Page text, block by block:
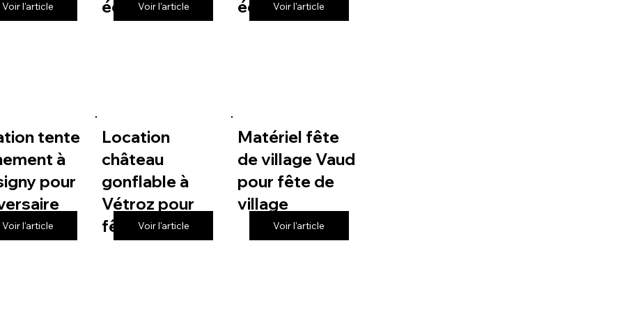
village
Voir l'article écoleVoir l'article écoleVoir l'article
tente
à
pour
Voir l'article
Location
château
gonflable à
Vétroz pour
fête de village
Voir l'article
Matériel fête
de village Vaud
pour fête de
village
Voir l'article